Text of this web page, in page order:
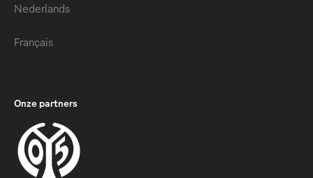
Nederlands
Français
Onze partners